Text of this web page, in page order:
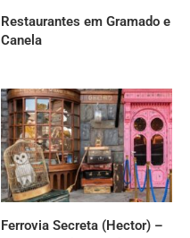
Restaurantes em Gramado e
Canela
Ferrovia Secreta (Hector) –